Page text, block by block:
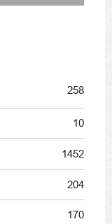
258
10
1452
204
170